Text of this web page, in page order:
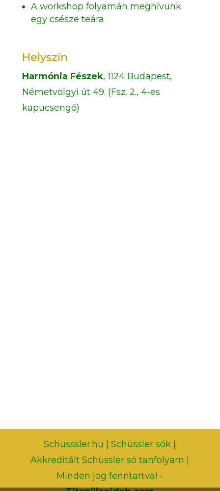
A workshop folyamán meghívunk
egy csésze teára
Helyszín
Harmónia Fészek, 1124 Budapest,
Németvölgyi út 49. (Fsz. 2., 4-es
kapucsengő)
Schusssler.hu | Schüssler sók |
Akkreditált Schüssler só tanfolyam |
Minden jog fenntartva! -